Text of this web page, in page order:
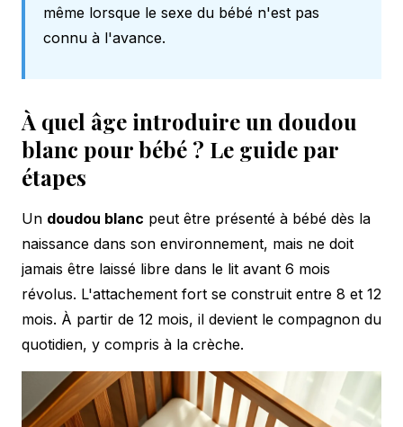
même lorsque le sexe du bébé n'est pas
connu à l'avance.
À quel âge introduire un doudou
blanc pour bébé ? Le guide par
étapes
Un doudou blanc peut être présenté à bébé dès la
naissance dans son environnement, mais ne doit
jamais être laissé libre dans le lit avant 6 mois
révolus. L'attachement fort se construit entre 8 et 12
mois. À partir de 12 mois, il devient le compagnon du
quotidien, y compris à la crèche.